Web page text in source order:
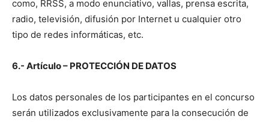
como, RRSS, a modo enunciativo, vallas, prensa escrita,
radio, televisión, difusión por Internet u cualquier otro
tipo de redes informáticas, etc.
6.- Artículo – PROTECCIÓN DE DATOS
Los datos personales de los participantes en el concurso
serán utilizados exclusivamente para la consecución de